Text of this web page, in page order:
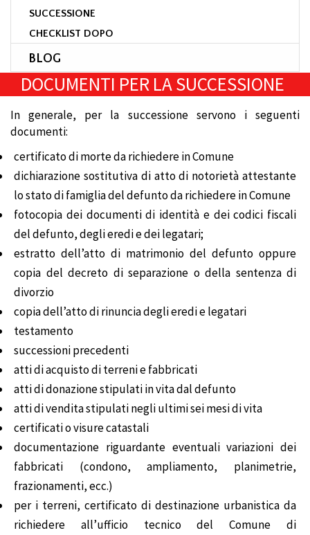
SUCCESSIONE
CHECKLIST DOPO
BLOG
DOCUMENTI PER LA SUCCESSIONE
In generale, per la successione servono i seguenti
documenti:
certificato di morte da richiedere in Comune
dichiarazione sostitutiva di atto di notorietà attestante
lo stato di famiglia del defunto da richiedere in Comune
fotocopia dei documenti di identità e dei codici fiscali
del defunto, degli eredi e dei legatari;
estratto dell’atto di matrimonio del defunto oppure
copia del decreto di separazione o della sentenza di
divorzio
copia dell’atto di rinuncia degli eredi e legatari
testamento
successioni precedenti
atti di acquisto di terreni e fabbricati
atti di donazione stipulati in vita dal defunto
atti di vendita stipulati negli ultimi sei mesi di vita
certificati o visure catastali
documentazione riguardante eventuali variazioni dei
fabbricati (condono, ampliamento, planimetrie,
frazionamenti, ecc.)
per i terreni, certificato di destinazione urbanistica da
richiedere all’ufficio tecnico del Comune di